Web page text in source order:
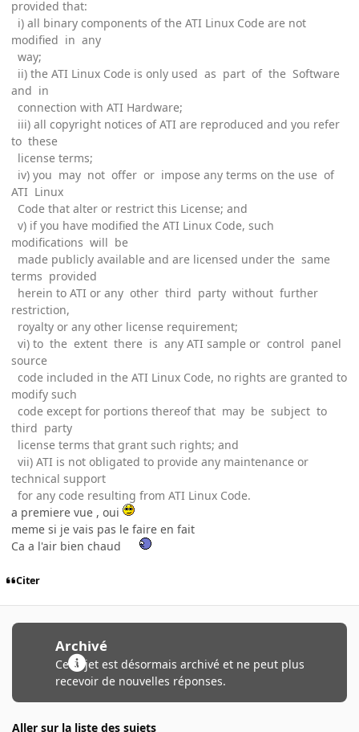
provided that:
i) all binary components of the ATI Linux Code are not
modified in any
way;
ii) the ATI Linux Code is only used as part of the Software
and in
connection with ATI Hardware;
iii) all copyright notices of ATI are reproduced and you refer
to these
license terms;
iv) you may not offer or impose any terms on the use of
ATI Linux
Code that alter or restrict this License; and
v) if you have modified the ATI Linux Code, such
modifications will be
made publicly available and are licensed under the same
terms provided
herein to ATI or any other third party without further
restriction,
royalty or any other license requirement;
vi) to the extent there is any ATI sample or control panel
source
code included in the ATI Linux Code, no rights are granted to
modify such
code except for portions thereof that may be subject to
third party
license terms that grant such rights; and
vii) ATI is not obligated to provide any maintenance or
technical support
for any code resulting from ATI Linux Code.
a premiere vue , oui
meme si je vais pas le faire en fait
Ca a l'air bien chaud
Citer
Archivé
Ce sujet est désormais archivé et ne peut plus
recevoir de nouvelles réponses.
Aller sur la liste des sujets